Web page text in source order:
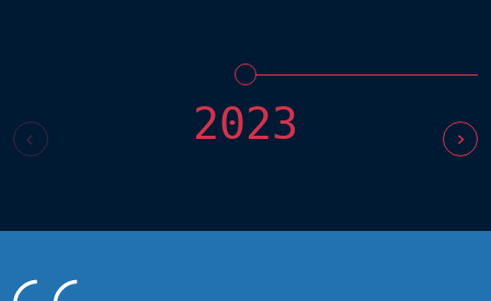
2023